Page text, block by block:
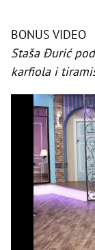
BONUS VIDEO
Staša Đurić
karfiola i